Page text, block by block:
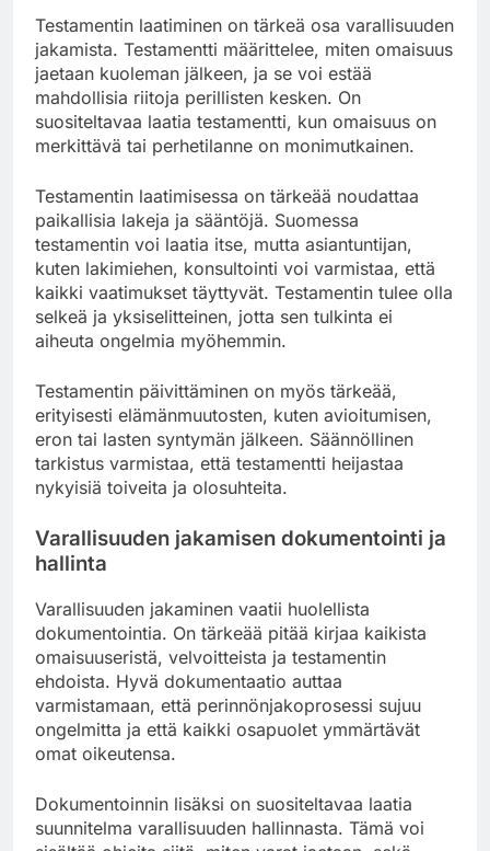
Testamentin laatiminen on tärkeä osa varallisuuden
jakamista. Testamentti määrittelee, miten omaisuus
jaetaan kuoleman jälkeen, ja se voi estää
mahdollisia riitoja perillisten kesken. On
suositeltavaa laatia testamentti, kun omaisuus on
merkittävä tai perhetilanne on monimutkainen.
Testamentin laatimisessa on tärkeää noudattaa
paikallisia lakeja ja sääntöjä. Suomessa
testamentin voi laatia itse, mutta asiantuntijan,
kuten lakimiehen, konsultointi voi varmistaa, että
kaikki vaatimukset täyttyvät. Testamentin tulee olla
selkeä ja yksiselitteinen, jotta sen tulkinta ei
aiheuta ongelmia myöhemmin.
Testamentin päivittäminen on myös tärkeää,
erityisesti elämänmuutosten, kuten avioitumisen,
eron tai lasten syntymän jälkeen. Säännöllinen
tarkistus varmistaa, että testamentti heijastaa
nykyisiä toiveita ja olosuhteita.
Varallisuuden jakamisen dokumentointi ja
hallinta
Varallisuuden jakaminen vaatii huolellista
dokumentointia. On tärkeää pitää kirjaa kaikista
omaisuuseristä, velvoitteista ja testamentin
ehdoista. Hyvä dokumentaatio auttaa
varmistamaan, että perinnönjakoprosessi sujuu
ongelmitta ja että kaikki osapuolet ymmärtävät
omat oikeutensa.
Dokumentoinnin lisäksi on suositeltavaa laatia
suunnitelma varallisuuden hallinnasta. Tämä voi